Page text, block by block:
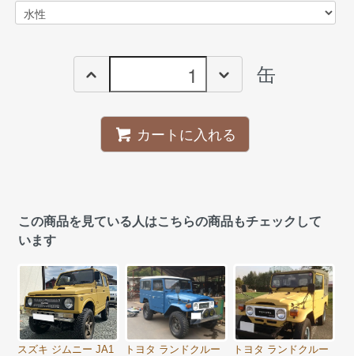
缶
カートに入れる
この商品を見ている人はこちらの商品もチェックして
います
スズキ ジムニー JA1
トヨタ ランドクルー
トヨタ ランドクルー